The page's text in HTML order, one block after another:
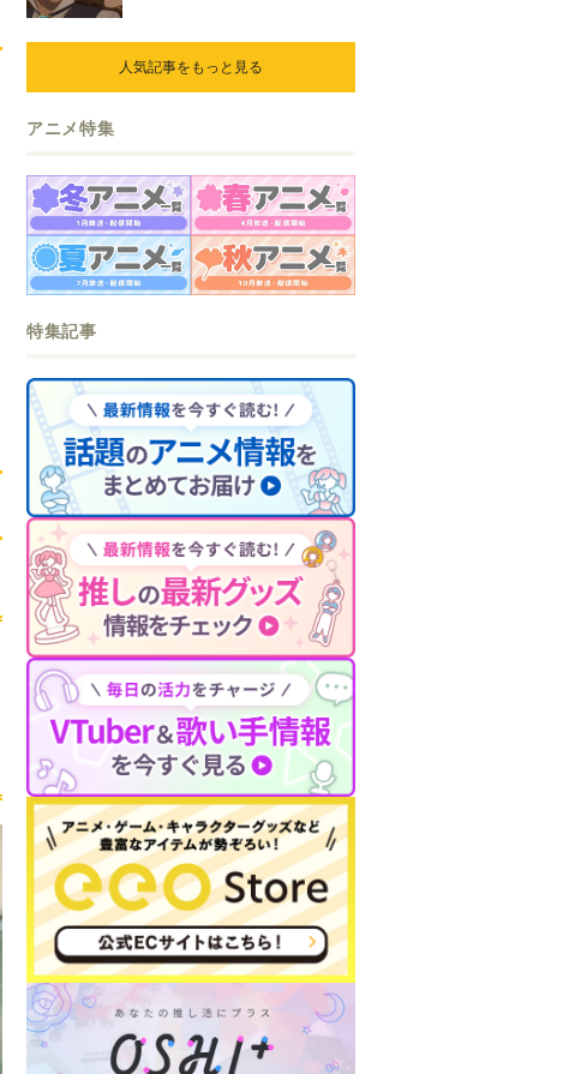
人気記事をもっと見る
アニメ特集
特集記事